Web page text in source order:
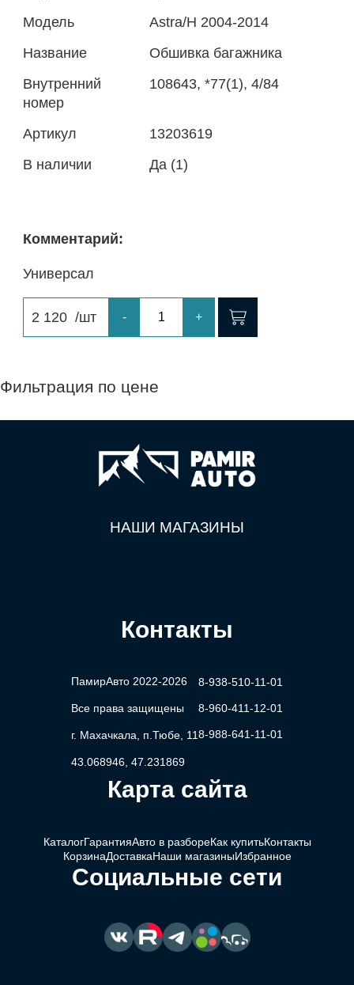
Модель
Astra/H 2004-2014
Название
Обшивка багажника
Внутренний
номер
108643, *77(1), 4/84
Артикул
13203619
В наличии
Да (1)
Комментарий:
Универсал
2 120 /шт - +
Фильтрация по цене
НАШИ МАГАЗИНЫ
Контакты
ПамирАвто 2022-2026
Все права защищены
г. Махачкала, п.Тюбе, 11
43.068946, 47.231869
8-938-510-11-01
8-960-411-12-01
8-988-641-11-01
Карта сайта
КаталогГарантияАвто в разбореКак купитьКонтакты
КорзинаДоставкаНаши магазиныИзбранное
Социальные сети